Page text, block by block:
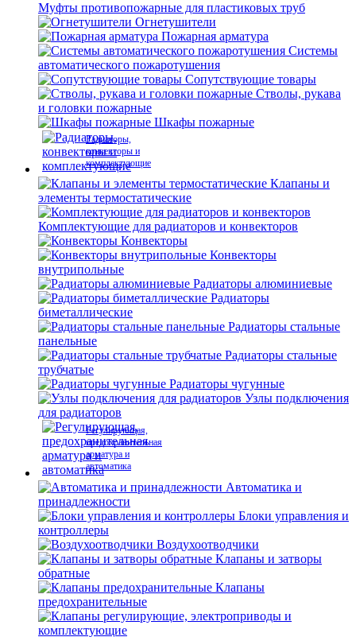
Муфты противопожарные для пластиковых труб
Огнетушители
Пожарная арматура
Системы
автоматического пожаротушения
Сопутствующие товары
Стволы, рукава
и головки пожарные
Шкафы пожарные
Радиаторы,
конвекторы и
комплектующие
Клапаны и
элементы термостатические
Комплектующие для радиаторов и конвекторов
Конвекторы
Конвекторы
внутрипольные
Радиаторы алюминиевые
Радиаторы
биметаллические
Радиаторы стальные
панельные
Радиаторы стальные
трубчатые
Радиаторы чугунные
Узлы подключения
для радиаторов
Регулирующая,
предохранительная
арматура и
автоматика
Автоматика и
принадлежности
Блоки управления и
контроллеры
Воздухоотводчики
Клапаны и затворы
обратные
Клапаны
предохранительные